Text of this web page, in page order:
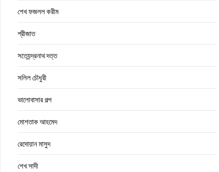
শেখ ফজলল করীম
শ্রীজাত
সত্যেন্দ্রনাথ দত্ত
সলিল চৌধুরী
ভালোবাসার গল্প
মোশতাক আহমেদ
রেদোয়ান মাসুদ
শেখ সাদী